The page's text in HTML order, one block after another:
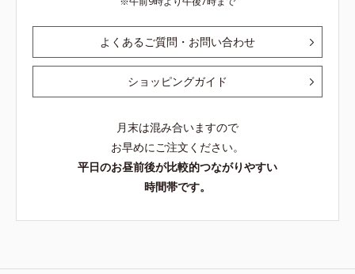
よくあるご質問・お問い合わせ
ショッピングガイド
月末は混み合いますので
お早めにご注文ください。
平日のお昼前後が比較的つながりやすい
時間帯です。